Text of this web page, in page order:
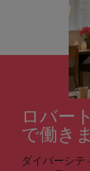
ロバー
で働き
ダイバーシテ